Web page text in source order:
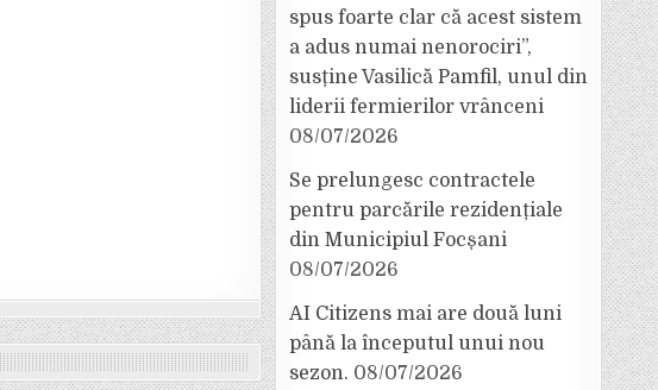
spus foarte clar că acest sistem
a adus numai nenorociri”,
susține Vasilică Pamfil, unul din
liderii fermierilor vrânceni
08/07/2026
Se prelungesc contractele
pentru parcările rezidențiale
din Municipiul Focșani
08/07/2026
AI Citizens mai are două luni
până la începutul unui nou
sezon. 08/07/2026